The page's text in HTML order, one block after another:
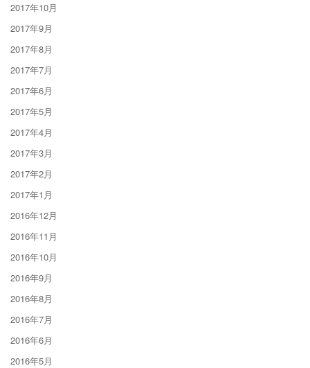
2017年10月
2017年9月
2017年8月
2017年7月
2017年6月
2017年5月
2017年4月
2017年3月
2017年2月
2017年1月
2016年12月
2016年11月
2016年10月
2016年9月
2016年8月
2016年7月
2016年6月
2016年5月